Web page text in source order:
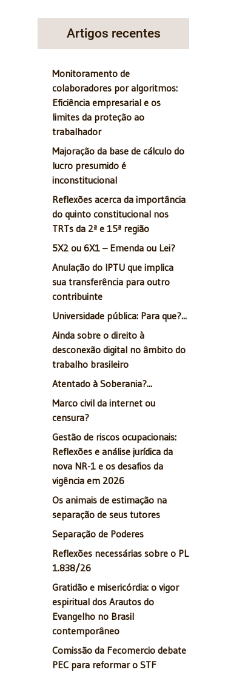
Artigos recentes
Monitoramento de
colaboradores por algoritmos:
Eficiência empresarial e os
limites da proteção ao
trabalhador
Majoração da base de cálculo do
lucro presumido é
inconstitucional
Reflexões acerca da importância
do quinto constitucional nos
TRTs da 2ª e 15ª região
5X2 ou 6X1 – Emenda ou Lei?
Anulação do IPTU que implica
sua transferência para outro
contribuinte
Universidade pública: Para que?...
Ainda sobre o direito à
desconexão digital no âmbito do
trabalho brasileiro
Atentado à Soberania?...
Marco civil da internet ou
censura?
Gestão de riscos ocupacionais:
Reflexões e análise jurídica da
nova NR-1 e os desafios da
vigência em 2026
Os animais de estimação na
separação de seus tutores
Separação de Poderes
Reflexões necessárias sobre o PL
1.838/26
Gratidão e misericórdia: o vigor
espiritual dos Arautos do
Evangelho no Brasil
contemporâneo
Comissão da Fecomercio debate
PEC para reformar o STF